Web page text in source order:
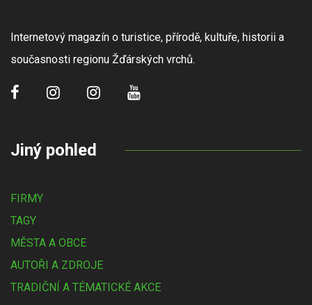
Internetový magazín o turistice, přírodě, kultuře, historii a
současnosti regionu Žďárských vrchů.
Jiný pohled
FIRMY
TAGY
MĚSTA A OBCE
AUTOŘI A ZDROJE
TRADIČNÍ A TÉMATICKÉ AKCE